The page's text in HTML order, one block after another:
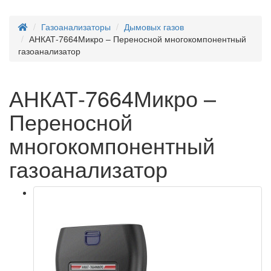
Газоанализаторы
Дымовых газов
АНКАТ-7664Микро – Переносной многокомпонентный
газоанализатор
АНКАТ-7664Микро –
Переносной
многокомпонентный
газоанализатор